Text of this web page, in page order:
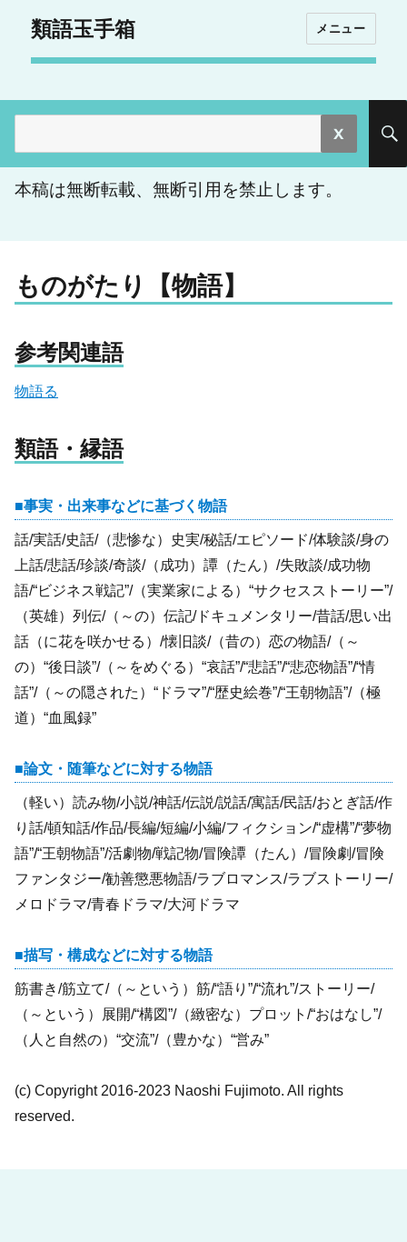
類語玉手箱 メニュー
索:
本稿は無断転載、無断引用を禁止します。
ものがたり【物語】
参考関連語
物語る
類語・縁語
事実・出来事などに基づく物語
話/実話/史話/（悲惨な）史実/秘話/エピソード/体験談/身の
上話/悲話/珍談/奇談/（成功）譚（たん）/失敗談/成功物
語/“ビジネス戦記”/（実業家による）“サクセスストーリー”/
（英雄）列伝/（～の）伝記/ドキュメンタリー/昔話/思い出
話（に花を咲かせる）/懐旧談/（昔の）恋の物語/（～
の）“後日談”/（～をめぐる）“哀話”/“悲話”/“悲恋物語”/“情
話”/（～の隠された）“ドラマ”/“歴史絵巻”/“王朝物語”/（極
道）“血風録”
論文・随筆などに対する物語
（軽い）読み物/小説/神話/伝説/説話/寓話/民話/おとぎ話/作
り話/頓知話/作品/長編/短編/小編/フィクション/“虚構”/“夢物
語”/“王朝物語”/活劇物/戦記物/冒険譚（たん）/冒険劇/冒険
ファンタジー/勧善懲悪物語/ラブロマンス/ラブストーリー/
メロドラマ/青春ドラマ/大河ドラマ
描写・構成などに対する物語
筋書き/筋立て/（～という）筋/“語り”/“流れ”/ストーリー/
（～という）展開/“構図”/（緻密な）プロット/“おはなし”/
（人と自然の）“交流”/（豊かな）“営み”
(c) Copyright 2016-2023 Naoshi Fujimoto. All rights
reserved.